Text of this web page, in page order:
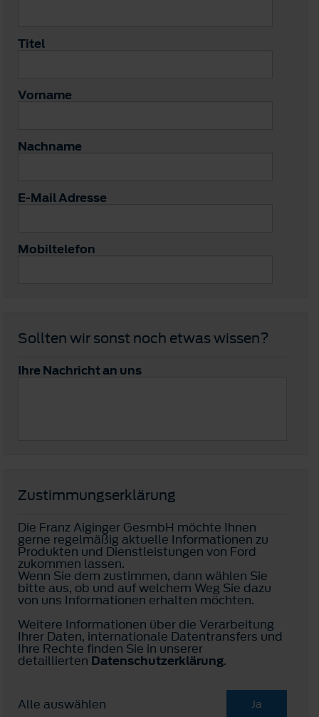
Titel
Vorname
Nachname
E-Mail Adresse
Mobiltelefon
Sollten wir sonst noch etwas wissen?
Ihre Nachricht an uns
Zustimmungserklärung
Die Franz Aiginger GesmbH möchte Ihnen
gerne regelmäßig aktuelle Informationen zu
Produkten und Dienstleistungen von Ford
zukommen lassen.
Wenn Sie dem zustimmen, dann wählen Sie
bitte aus, ob und auf welchem Weg Sie dazu
von uns Informationen erhalten möchten.
Weitere Informationen über die Verarbeitung
Ihrer Daten, internationale Datentransfers und
Ihre Rechte finden Sie in unserer
detaillierten Datenschutzerklärung.
Alle auswählen Ja